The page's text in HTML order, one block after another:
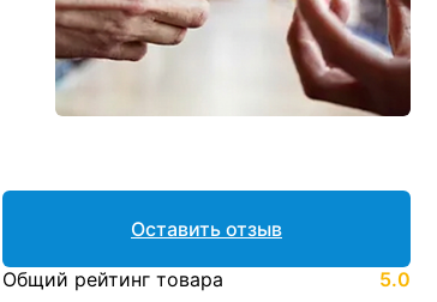
Оставить отзыв
Общий рейтинг товара 5.0